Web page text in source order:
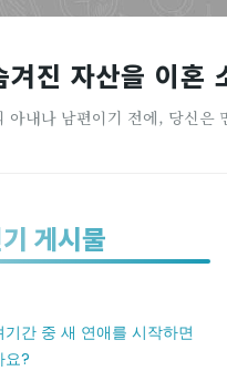
겨진 자산을 이혼
아내나 남편이기 전에, 당신은
게시물
기간 중 새 연애를 시작하면
요?